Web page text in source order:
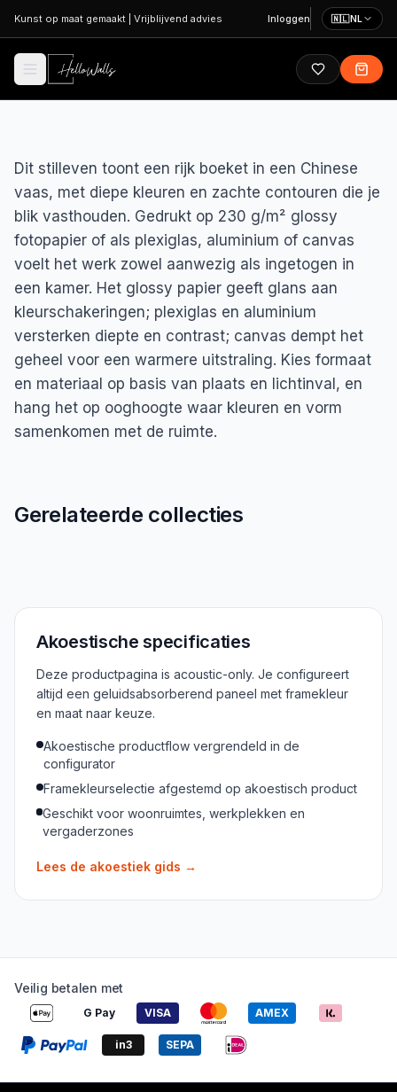
Ga naar hoofdinhoud
Kunst op maat gemaakt Vrijblijvend advies Inloggen 🇳🇱NL
Dit stilleven toont een rijk boeket in een Chinese
vaas, met diepe kleuren en zachte contouren die je
blik vasthouden. Gedrukt op 230 g/m² glossy
fotopapier of als plexiglas, aluminium of canvas
voelt het werk zowel aanwezig als ingetogen in
een kamer. Het glossy papier geeft glans aan
kleurschakeringen; plexiglas en aluminium
versterken diepte en contrast; canvas dempt het
geheel voor een warmere uitstraling. Kies formaat
en materiaal op basis van plaats en lichtinval, en
hang het op ooghoogte waar kleuren en vorm
samenkomen met de ruimte.
Gerelateerde collecties
Akoestische specificaties
Deze productpagina is acoustic-only. Je configureert
altijd een geluidsabsorberend paneel met framekleur
en maat naar keuze.
Akoestische productflow vergrendeld in de
configurator
Framekleurselectie afgestemd op akoestisch product
Geschikt voor woonruimtes, werkplekken en
vergaderzones
Lees de akoestiek gids →
Veilig betalen met
G Pay VISA AMEX
in3 SEPA